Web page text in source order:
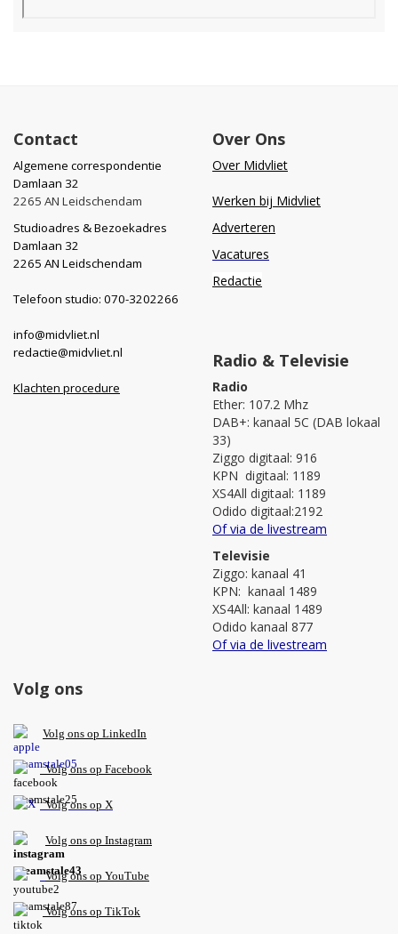
Contact
Algemene correspondentie
Damlaan 32
2265 AN Leidschendam
Studioadres & Bezoekadres
Damlaan 32
2265 AN Leidschendam
Telefoon studio: 070-3202266
info@midvliet.nl
redactie@midvliet.nl
Klachten procedure
Over Ons
Over Midvliet
Werken bij Midvliet
Adverteren
Vacatures
Redactie
Radio & Televisie
Radio
Ether: 107.2 Mhz
DAB+: kanaal 5C (DAB lokaal
33)
Ziggo digitaal: 916
KPN digitaal: 1189
XS4All digitaal: 1189
Odido digitaal:2192
Of via de livestream
Televisie
Ziggo: kanaal 41
KPN: kanaal 1489
XS4All: kanaal 1489
Odido kanaal 877
Of via de livestream
Volg ons
Volg ons op LinkedIn
Volg ons op Facebook
Volg ons op X
Volg ons op Instagram
Volgons op YouTube
Volg ons op TikTok